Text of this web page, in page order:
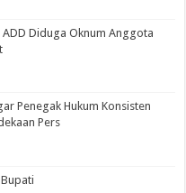
Diduga Oknum Anggota
Penegak Hukum Konsisten
Pers